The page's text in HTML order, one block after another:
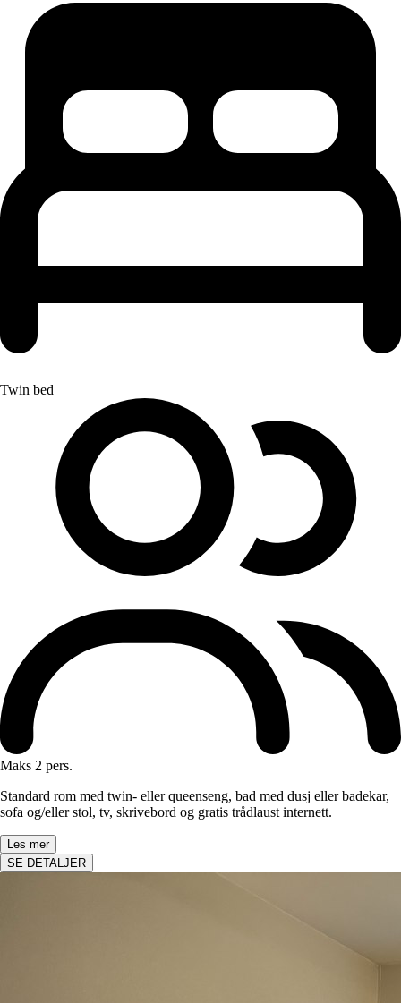
Twin bed
Maks 2 pers.
Standard rom med twin- eller queenseng, bad med dusj eller badekar,
sofa og/eller stol, tv, skrivebord og gratis trådlaust internett.
Les mer
SE DETALJER